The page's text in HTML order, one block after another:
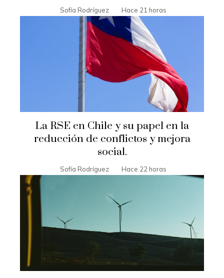
Sofía Rodríguez Hace 21 horas
La RSE en Chile y su papel en la
reducción de conflictos y mejora
social.
Sofía Rodríguez Hace 22 horas